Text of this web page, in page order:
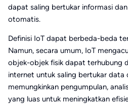
dapat saling bertukar informasi
otomatis.
Definisi IoT dapat berbeda-beda
Namun, secara umum, IoT
objek-objek fisik dapat terhubung
internet untuk saling bertukar data
memungkinkan pengumpulan,
yang luas untuk meningkatkan